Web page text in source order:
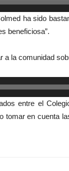
ha sido
beneficiosa”.
a la comunidad
entre el
tomar en cuenta